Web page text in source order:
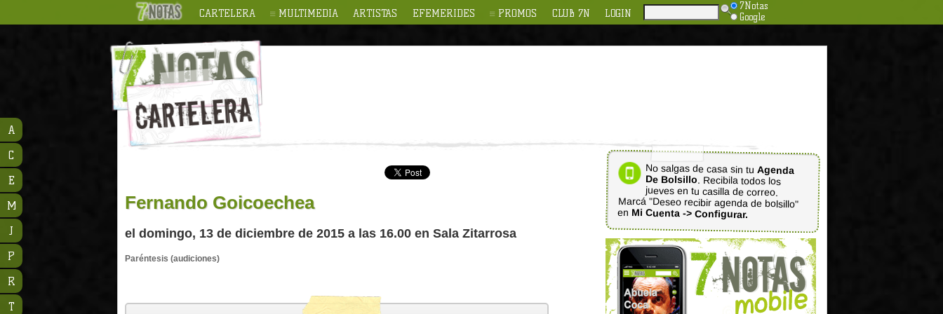
CARTELERA MULTIMEDIA ARTISTAS EFEMERIDES PROMOS CLUB 7N LOGIN
7Notas
Google
Fernando Goicoechea
el domingo, 13 de diciembre de 2015 a las 16.00 en Sala Zitarrosa
Paréntesis (audiciones)
No salgas de casa sin tu Agenda
De Bolsillo. Recibila todos los
jueves en tu casilla de correo.
Marcá "Deseo recibir agenda de bolsillo"
en Mi Cuenta -> Configurar.
A
C
E
M
J
P
R
T